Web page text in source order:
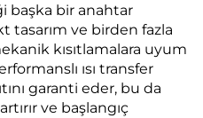
başka bir anahtar
tasarım ve birden fazla
kısıtlamalara uyum
ısı transfer
garanti eder, bu da
ve başlangıç